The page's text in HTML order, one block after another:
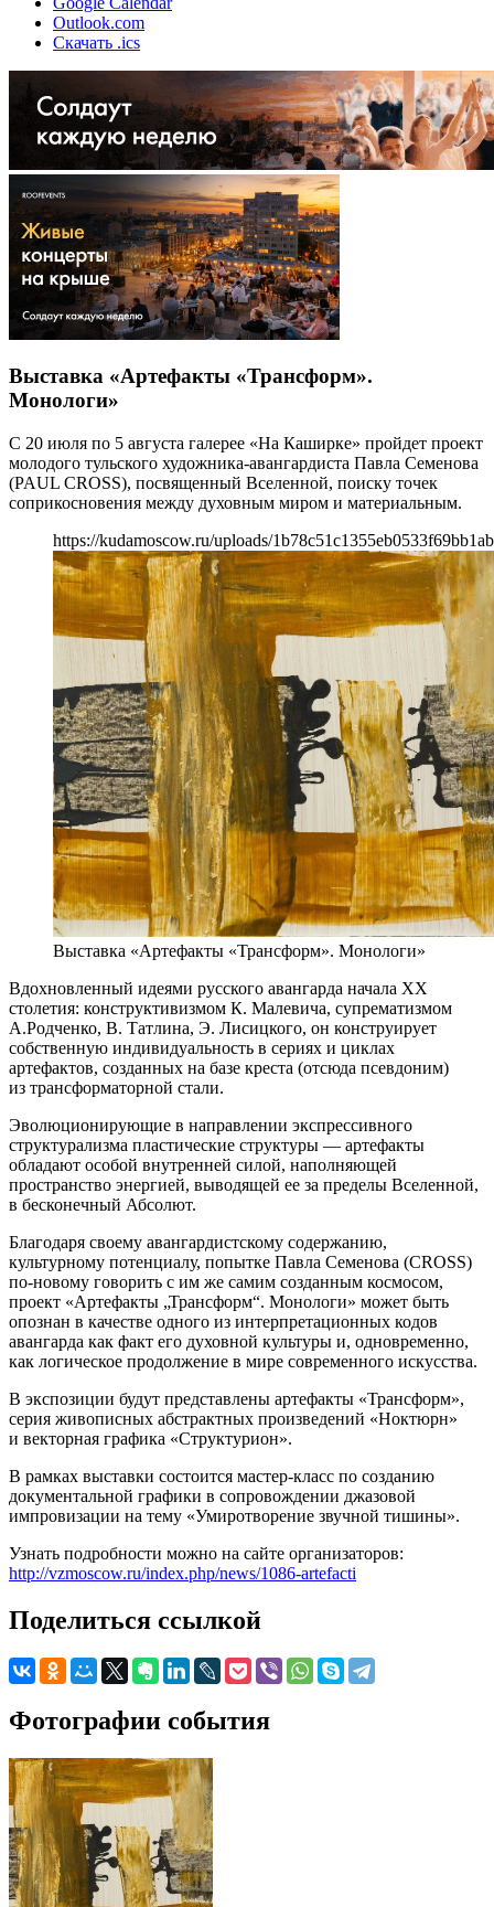
Outlook.com
Скачать .ics
Выставка «Артефакты «Трансформ».
Монологи»
С 20 июля по 5 августа галерее «На Каширке» пройдет проект
молодого тульского художника-авангардиста Павла Семенова
(PAUL CROSS), посвященный Вселенной, поиску точек
соприкосновения между духовным миром и материальным.
https://kudamoscow.ru/uploads/
Выставка «Артефакты «Трансформ». Монологи»
Вдохновленный идеями русского авангарда начала ХХ
столетия: конструктивизмом К. Малевича, супрематизмом
А.Родченко, В. Татлина, Э. Лисицкого, он конструирует
собственную индивидуальность в сериях и циклах
артефактов, созданных на базе креста (отсюда псевдоним)
из трансформаторной стали.
Эволюционирующие в направлении экспрессивного
структурализма пластические структуры — артефакты
обладают особой внутренней силой, наполняющей
пространство энергией, выводящей ее за пределы Вселенной,
в бесконечный Абсолют.
Благодаря своему авангардистскому содержанию,
культурному потенциалу, попытке Павла Семенова (CROSS)
по-новому говорить с им же самим созданным космосом,
проект «Артефакты „Трансформ“. Монологи» может быть
опознан в качестве одного из интерпретационных кодов
авангарда как факт его духовной культуры и, одновременно,
как логическое продолжение в мире современного искусства.
В экспозиции будут представлены артефакты «Трансформ»,
серия живописных абстрактных произведений «Ноктюрн»
и векторная графика «Структурион».
В рамках выставки состоится мастер-класс по созданию
документальной графики в сопровождении джазовой
импровизации на тему «Умиротворение звучной тишины».
Узнать подробности можно на сайте организаторов:
http://vzmoscow.ru/index.php/news/1086-artefacti
Поделиться ссылкой
Фотографии события